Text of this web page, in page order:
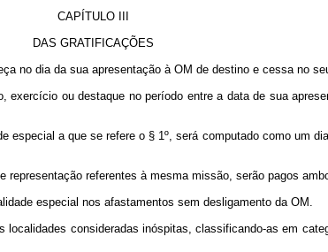
CAPÍTULO III
DAS GRATIFICAÇÕES
no dia da sua apresentação à OM de destino e cessa no
ou destaque no período entre a data de sua
a que se refere o § 1º, será computado como um
representação referentes à mesma missão, serão pagos
especial nos afastamentos sem desligamento da OM.
consideradas inóspitas, classificando-as em